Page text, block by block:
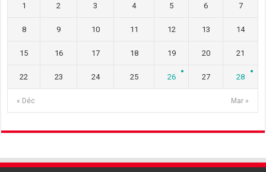
« Déc Mar »
1 2 3 4 5 6 7
8 9 10 11 12 13 14
15 16 17 18 19 20 21
22 23 24 25 26 27 28